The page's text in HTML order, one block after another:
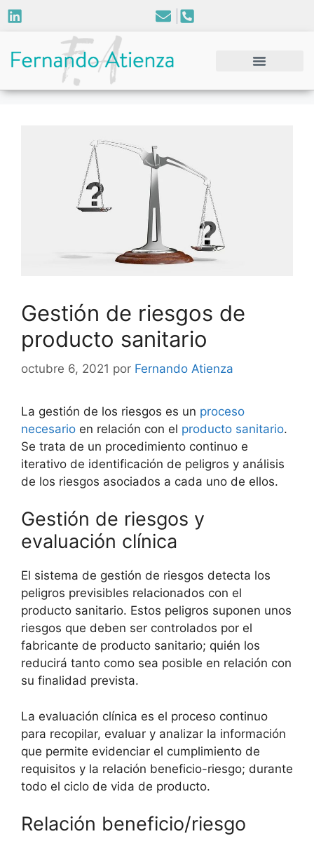
Gestión de riesgos de
producto sanitario
octubre 6, 2021 por Fernando Atienza
La gestión de los riesgos es un proceso
necesario en relación con el producto sanitario.
Se trata de un procedimiento continuo e
iterativo de identificación de peligros y análisis
de los riesgos asociados a cada uno de ellos.
Gestión de riesgos y
evaluación clínica
El sistema de gestión de riesgos detecta los
peligros previsibles relacionados con el
producto sanitario. Estos peligros suponen unos
riesgos que deben ser controlados por el
fabricante de producto sanitario; quién los
reducirá tanto como sea posible en relación con
su finalidad prevista.
La evaluación clínica es el proceso continuo
para recopilar, evaluar y analizar la información
que permite evidenciar el cumplimiento de
requisitos y la relación beneficio-riesgo; durante
todo el ciclo de vida de producto.
Relación beneficio/riesgo